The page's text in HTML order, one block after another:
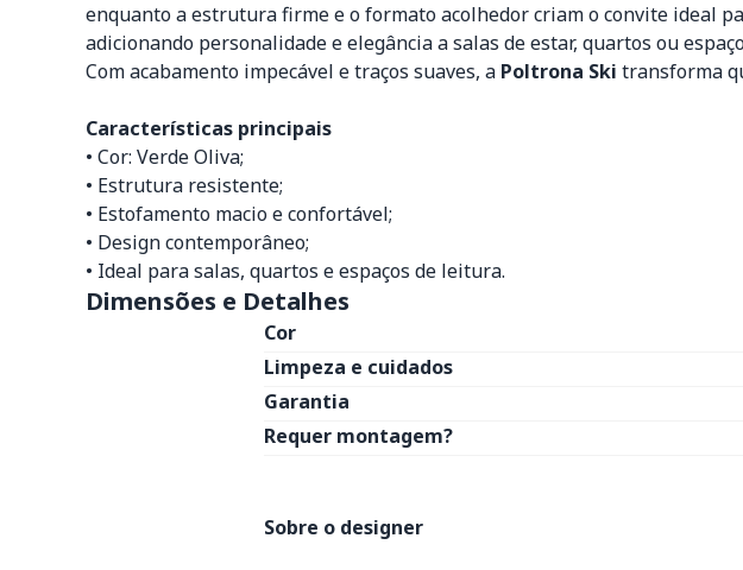
enquanto a estrutura firme e o formato acolhedor criam o convite ideal
adicionando personalidade e elegância a salas de estar, quartos ou
Com acabamento impecável e traços suaves, a Poltrona Ski transforma
Características principais
• Cor: Verde Oliva;
• Estrutura resistente;
• Estofamento macio e confortável;
• Design contemporâneo;
• Ideal para salas, quartos e espaços de leitura.
Dimensões e Detalhes
Cor
Limpeza e cuidados
Garantia
Requer montagem?
Sobre o designer